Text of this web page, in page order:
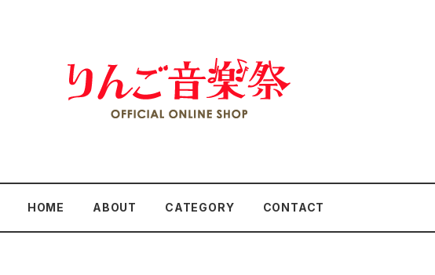
HOME ABOUT CATEGORY CONTACT